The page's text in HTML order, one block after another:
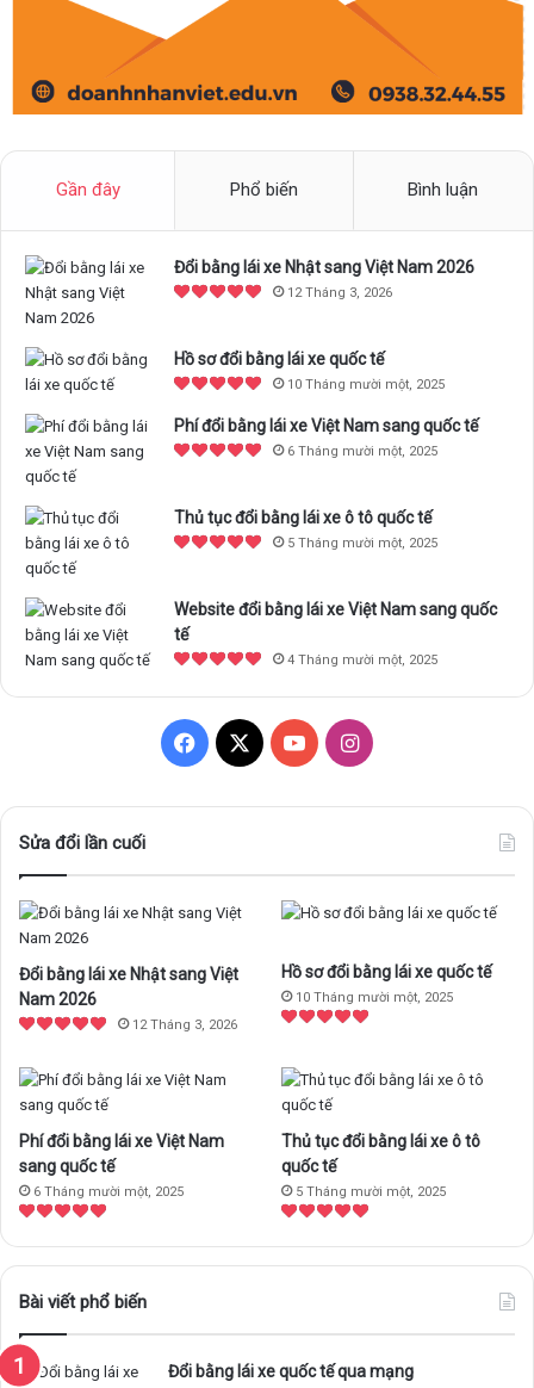
Gần đây Phổ biến Bình luận
Đổi bằng lái xe Nhật sang Việt Nam 2026
12 Tháng 3, 2026
Hồ sơ đổi bằng lái xe quốc tế
10 Tháng mười một, 2025
Phí đổi bằng lái xe Việt Nam sang quốc tế
6 Tháng mười một, 2025
Thủ tục đổi bằng lái xe ô tô quốc tế
5 Tháng mười một, 2025
Website đổi bằng lái xe Việt Nam sang quốc
tế
4 Tháng mười một, 2025
o
o
k
X
Y
b
e
I
g
r
a
Sửa đổi lần cuối
Đổi bằng lái xe Nhật sang Việt
Nam 2026
12 Tháng 3, 2026
Hồ sơ đổi bằng lái xe quốc tế
10 Tháng mười một, 2025
Phí đổi bằng lái xe Việt Nam
sang quốc tế
6 Tháng mười một, 2025
Thủ tục đổi bằng lái xe ô tô
quốc tế
5 Tháng mười một, 2025
Bài viết phổ biến
Đổi bằng lái xe quốc tế qua mạng